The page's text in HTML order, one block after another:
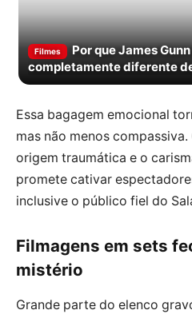
Filmes
Por que James
completamente diferente
Essa bagagem emocional
mas não menos
origem traumática e o
promete cativar
inclusive o público fiel do
Filmagens em sets
mistério
Grande parte do elenco